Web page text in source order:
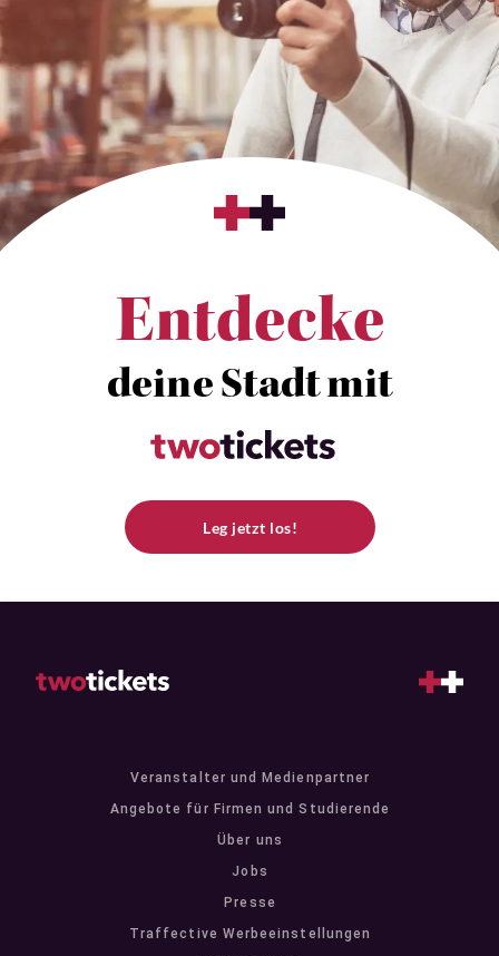
Entdecke
deine Stadt mit
Leg jetzt los!
Veranstalter und Medienpartner
Angebote für Firmen und Studierende
Über uns
Jobs
Presse
Traffective Werbeeinstellungen